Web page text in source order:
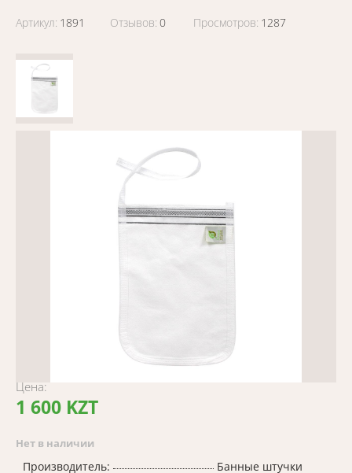
Артикул: 1891 Отзывов: 0 Просмотров: 1287
Цена:
1 600 KZT
Нет в наличии
Производитель:
Банные штучки